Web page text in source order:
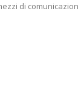
di